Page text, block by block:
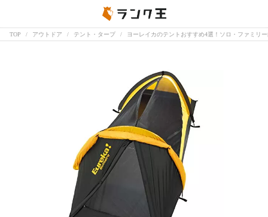
TOP アウトドア テント・タープ ヨーレイカのテントおすすめ4選！ソロ・ファミリ